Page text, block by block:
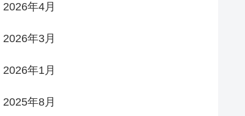
2026年4月
2026年3月
2026年1月
2025年8月